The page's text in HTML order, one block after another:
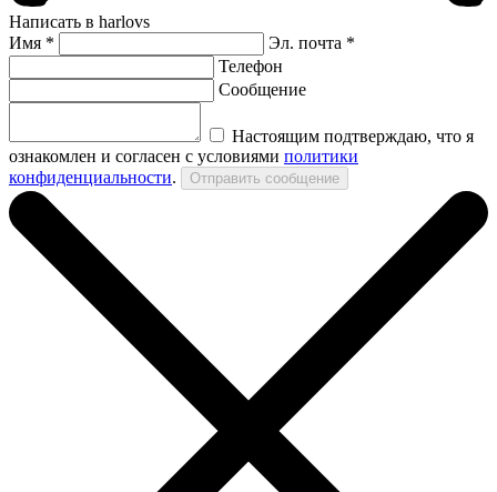
Написать в harlovs
Имя *
Эл. почта *
Телефон
Сообщение
Настоящим подтверждаю, что я
ознакомлен и согласен с условиями политики
конфиденциальности.